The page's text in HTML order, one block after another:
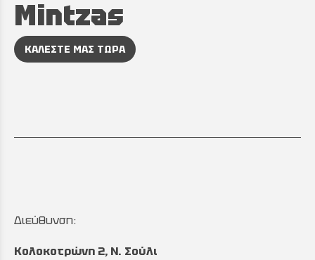
Mintzas
ΚΑΛΕΣΤΕ ΜΑΣ ΤΩΡΑ
Διεύθυνση:
Κολοκοτρώνη 2, Ν. Σούλι